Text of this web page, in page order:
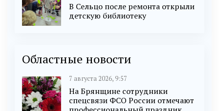
В Сельцо после ремонта открыли
детскую библиотеку
Областные новости
7 августа 2026, 9:57
На Брянщине сотрудники
спецсвязи ФСО России отмечают